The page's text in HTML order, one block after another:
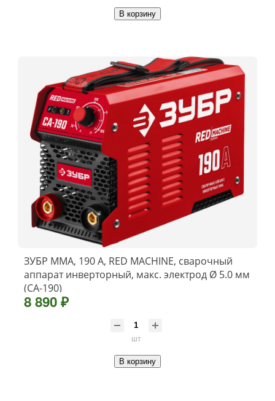
В корзину
ЗУБР ММА, 190 А, RED MACHINE, сварочный
аппарат инверторный, макс. электрод Ø 5.0 мм
(СА-190)
8 890 ₽
шт
В корзину